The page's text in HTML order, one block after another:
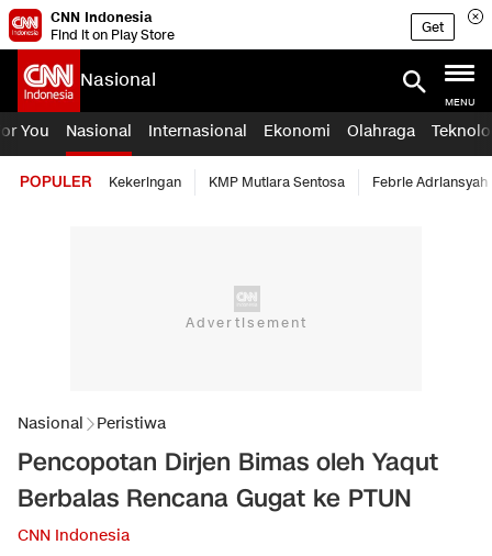
CNN Indonesia
Find it on Play Store
Get
Nasional
MENU
You Nasional Internasional Ekonomi Olahraga
POPULER Kekeringan KMP Mutiara Sentosa Febrie Adriansyah
Nasional Peristiwa
Pencopotan Dirjen Bimas oleh Yaqut
Berbalas Rencana Gugat ke PTUN
CNN Indonesia